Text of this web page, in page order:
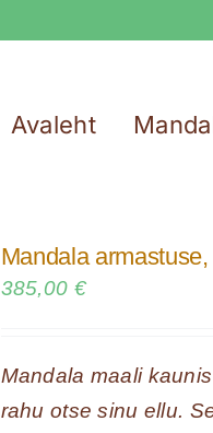
Avaleht
Mandala
385,00 €
Mandala maali
rahu otse sinu ellu.